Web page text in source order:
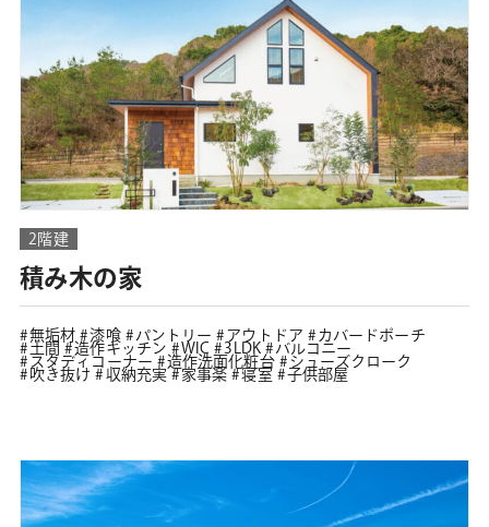
2階建
積み木の家
無垢材 漆喰 パントリー アウトドア
カバードポーチ
土間
造作キッチン WIC 3LDK
バルコニー
スタディコーナー
造作洗面化粧台
シューズクローク
吹き抜け
収納充実 家事楽 寝室 子供部屋